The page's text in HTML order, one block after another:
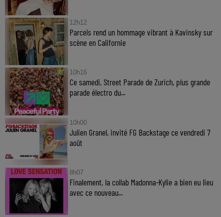
12h12
Parcels rend un hommage vibrant à Kavinsky sur
scène en Californie
10h16
Ce samedi, Street Parade de Zurich, plus grande
parade électro du...
10h00
Julien Granel, invité FG Backstage ce vendredi 7
août
8h07
Finalement, la collab Madonna-Kylie a bien eu lieu
avec ce nouveau...